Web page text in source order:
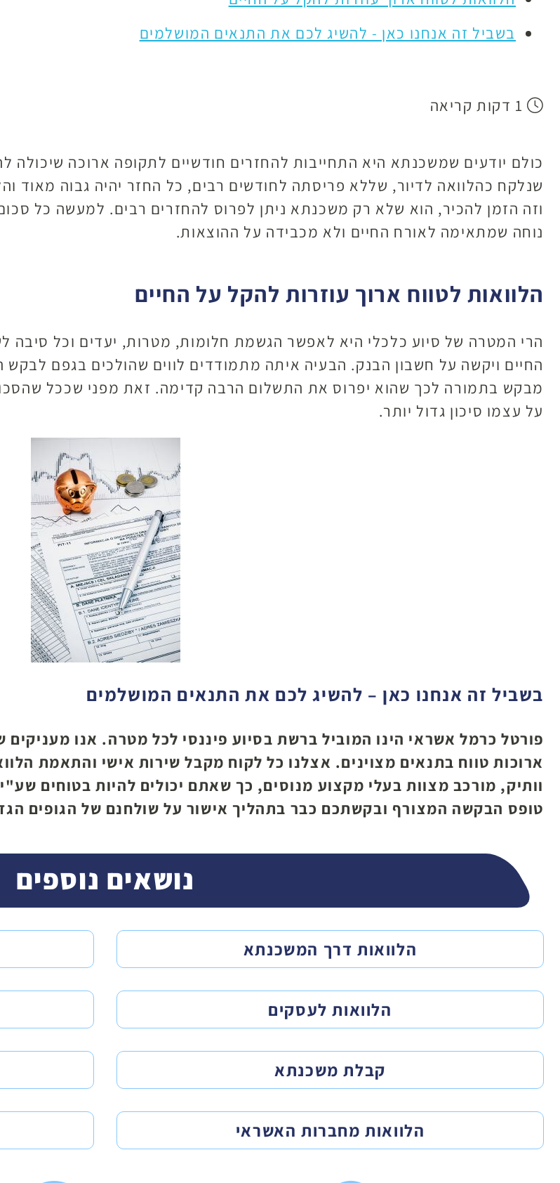
בשביל זה אנחנו כאן - להשיג לכם את התנאים המושלמים
1 דקות קריאה
כולם יודעים שמשכנתא היא התחייבות להחזרים חודשיים לתקופה ארוכה שיכולה
שנלקח כהלוואה לדיור, שללא פריסתה לחודשים רבים, כל החזר יהיה גבוה מאוד
וזה הזמן להכיר, הוא שלא רק משכנתא ניתן לפרוס להחזרים רבים. למעשה כל
נוחה שמתאימה לאורח החיים ולא מכבידה על ההוצאות.
הלוואות לטווח ארוך עוזרות להקל על החיים
הרי המטרה של סיוע כלכלי היא לאפשר הגשמת חלומות, מטרות, יעדים וכל
החיים ויקשה על חשבון הבנק. הבעיה איתה מתמודדים לווים שהולכים בגפם לבקש
מבקש בתמורה לכך שהוא יפרוס את התשלום הרבה קדימה. זאת מפני שככל
על עצמו סיכון גדול יותר.
בשביל זה אנחנו כאן – להשיג לכם את התנאים המושלמים
פורטל כרמל אשראי הינו המוביל ברשת בסיוע פיננסי לכל מטרה. אנו מעניקים
ארוכות טווח בתנאים מצוינים. אצלנו כל לקוח מקבל שירות אישי והתאמת
וותיק, מורכב מצוות בעלי מקצוע מנוסים, כך שאתם יכולים להיות בטוחים
טופס הבקשה המצורף ובקשתכם כבר בתהליך אישור על שולחנם של הגופים
נושאים נוספים
הלוואות דרך המשכנתא
הלוואות לעסקים
קבלת משכנתא
הלוואות מחברות האשראי